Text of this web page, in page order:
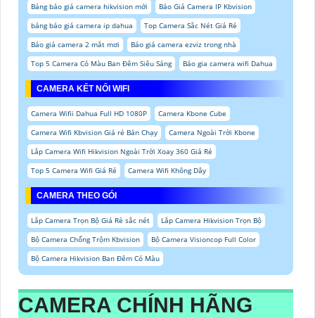
Bảng báo giá camera hikvision mới
Báo Giá Camera IP Kbvision
bảng báo giá camera ip dahua
Top Camera Sắc Nét Giá Rẻ
Báo giá camera 2 mắt mơi
Báo giá camera ezviz trong nhà
Top 5 Camera Có Màu Ban Đêm Siêu Sáng
Báo gia camera wifi Dahua
CAMERA KẾT NỐI WIFI
Camera Wifii Dahua Full HD 1080P
Camera Kbone Cube
Camera Wifi Kbvision Giá rẻ Bán Chạy
Camera Ngoài Trời Kbone
Lắp Camera Wifi Hikvision Ngoài Trời Xoay 360 Giá Rẻ
Top 5 Camera Wifi Giá Rẻ
Camera Wifi Không Dây
CAMERA THEO GÓI
Lắp Camera Trọn Bộ Giá Rẻ sắc nét
Lắp Camera Hikvision Trọn Bộ
Bộ Camera Chống Trộm Kbvision
Bộ Camera Visioncop Full Color
Bộ Camera Hikvision Ban Đêm Có Màu
CAMERA CHÍNH HÃNG